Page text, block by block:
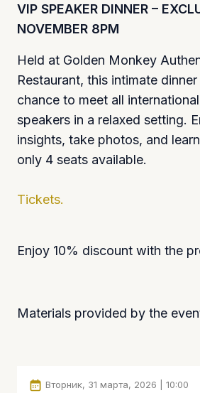
VIP SPEAKER DINNER –
NOVEMBER 8PM
Held at Golden Monkey
Restaurant, this intimate
chance to meet all
speakers in a relaxed setting.
insights, take photos, and
only 4 seats available.
Tickets.
Enjoy 10% discount with the
Materials provided by the
Вторник, 31 марта, 2026 | 10:00